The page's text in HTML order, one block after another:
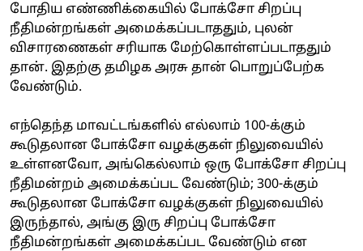
போதிய எண்ணிக்கையில் போக்சோ சிறப்பு
நீதிமன்றங்கள் அமைக்கப்படாததும், புலன்
விசாரணைகள் சரியாக மேற்கொள்ளப்படாததும்
தான். இதற்கு தமிழக அரசு தான் பொறுப்பேற்க
வேண்டும்.
எந்தெந்த மாவட்டங்களில் எல்லாம் 100-க்கும்
கூடுதலான போக்சோ வழக்குகள் நிலுவையில்
உள்ளனவோ, அங்கெல்லாம் ஒரு போக்சோ சிறப்பு
நீதிமன்றம் அமைக்கப்பட வேண்டும்; 300-க்கும்
கூடுதலான போக்சோ வழக்குகள் நிலுவையில்
இருந்தால், அங்கு இரு சிறப்பு போக்சோ
நீதிமன்றங்கள் அமைக்கப்பட வேண்டும் என